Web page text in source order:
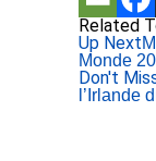
Related
Up Next
Monde
Don't
l’Irlande